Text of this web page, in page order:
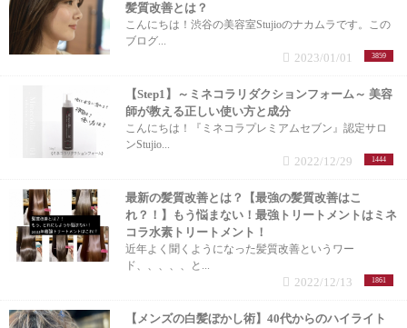
髪質改善とは？
こんにちは！渋谷の美容室Stujioのナカムラです。この
ブログ...
3859
2023/01/01
【Step1】～ミネコラリダクションフォーム～ 美容
師が教える正しい使い方と成分
こんにちは！『ミネコラプレミアムセブン』認定サロ
ンStujio...
1444
2022/12/29
最新の髪質改善とは？【最強の髪質改善はこ
れ？！】もう悩まない！最強トリートメントはミネ
コラ水素トリートメント！
近年よく聞くようになった髪質改善というワー
ド、、、、、と...
1861
2022/12/13
【メンズの白髪ぼかし術】40代からのハイライト